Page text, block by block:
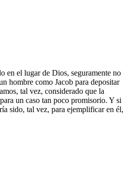
en el lugar de Dios, seguramente no
hombre como Jacob para depositar
tal vez, considerado que la
un caso tan poco promisorio. Y si
sido, tal vez, para ejemplificar en él,